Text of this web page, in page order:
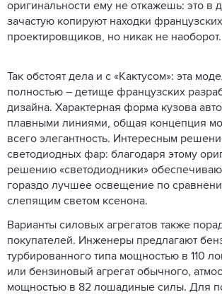
оригинальности ему не откажешь: это в
зачастую копируют находки французских
проектировщиков, но никак не наоборот.
Так обстоят дела и с «Кактусом»: эта
полностью – детище французских
дизайна. Характерная форма кузова
плавными линиями, общая концепция
всего элегантность. Интересным
светодиодных фар: благодаря этому
решению «светодиодники»
гораздо лучшее освещение по
слепящим светом ксенона.
Варианты силовых агрегатов также
покупателей. Инженеры предлагают
турбированного типа мощностью в 110
или бензиновый агрегат обычного,
мощностью в 82 лошадиные силы. Для